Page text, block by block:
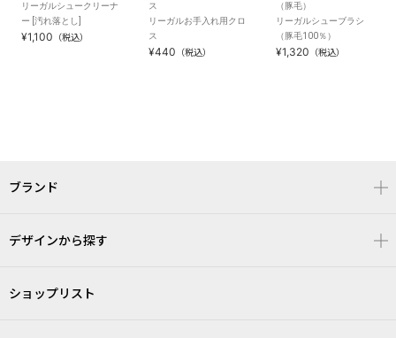
リーガルシュークリーナ
ー [汚れ落とし]
¥1,100 （税込）
ス
リーガルお手入れ用クロ
ス
¥440 （税込）
（豚毛）
リーガルシューブラシ
（豚毛100％）
¥1,320 （税込）
ブランド
デザインから探す
ショップリスト